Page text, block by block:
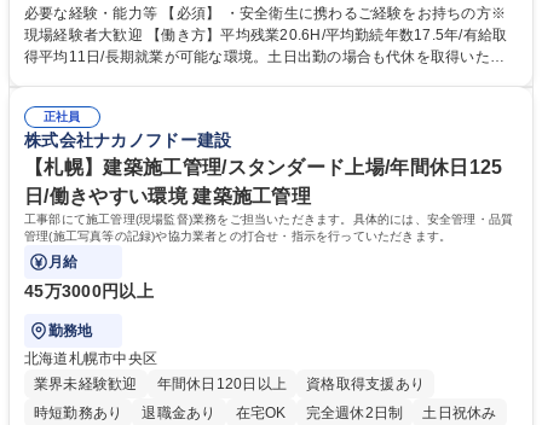
ど 【研修制度】年齢や階層に応じた研修制度、資格支援制度有◎ 【グロ
ーバルに活躍できる環境】売上の約3～4割が海外建設となるため、ゆくゆ
くは海外建設にも携われるチャンスもございます。 【経営】健康経営優良
全管理/スタンダード上場/年間休日125日/働きやすい環境
必要な経験・能力等 【必須】 ・安全衛生に携わるご経験をお持ちの方※
現場経験者大歓迎 【働き方】平均残業20.6H/平均勤続年数17.5年/有給取
得平均11日/長期就業が可能な環境。土日出勤の場合も代休を取得いただ
格支援制度もあり。社員ひとりひとりのスキルアップを後押ししていま
す。 学歴・資格 学歴：大学院 大学 高専 短大 専修学校 高校 語学力： 資
格：
正社員
株式会社ナカノフドー建設
【札幌】建築施工管理/スタンダード上場/年間休日125
日/働きやすい環境 建築施工管理
工事部にて施工管理(現場監督)業務をご担当いただきます。具体的には、安全管理・品質
管理(施工写真等の記録)や協力業者との打合せ・指示を行っていただきます。
月給
45万3000円以上
勤務地
北海道札幌市中央区
業界未経験歓迎
年間休日120日以上
資格取得支援あり
時短勤務あり
退職金あり 在宅OK 完全週休2日制 土日祝休み